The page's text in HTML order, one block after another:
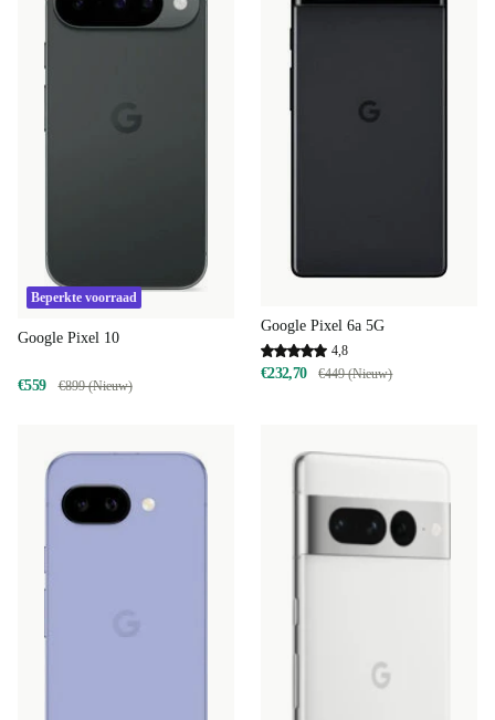
Beperkte voorraad
Google Pixel 10
€559 €899 (Nieuw)
Google Pixel 6a 5G
4,8
€232,70 €449 (Nieuw)